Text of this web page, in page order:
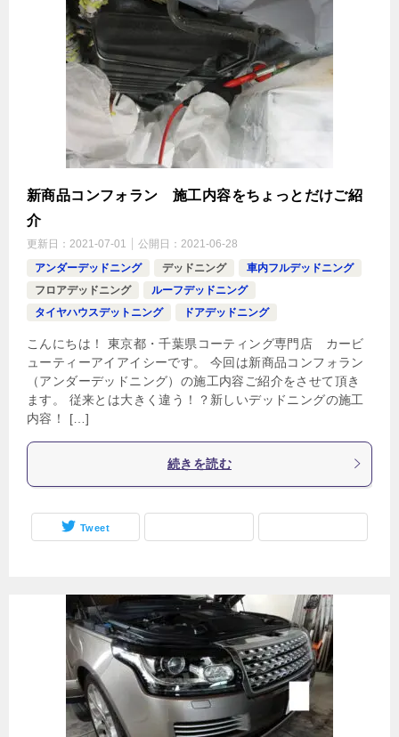
新商品コンフォラン 施工内容をちょっとだけご紹
介
更新日： 2021-07-01 公開日： 2021-06-28
アンダーデッドニング
デッドニング
車内フルデッドニング
フロアデッドニング
ルーフデッドニング
タイヤハウスデットニング
ドアデッドニング
こんにちは！ 東京都・千葉県コーティング専門店 カービ
ューティーアイアイシーです。 今回は新商品コンフォラン
（アンダーデッドニング）の施工内容ご紹介をさせて頂き
ます。 従来とは大きく違う！？新しいデッドニングの施工
内容！ […]
続きを読む
Tweet